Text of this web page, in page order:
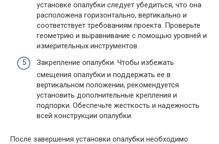
установке опалубки следует убедиться, что она
расположена горизонтально, вертикально и
соответствует требованиям проекта. Проверьте
геометрию и выравнивание с помощью уровней и
измерительных инструментов.
Закрепление опалубки. Чтобы избежать
смещения опалубки и поддержать ее в
вертикальном положении, рекомендуется
установить дополнительные крепления и
подпорки. Обеспечьте жесткость и надежность
всей конструкции опалубки.
После завершения установки опалубки необходимо